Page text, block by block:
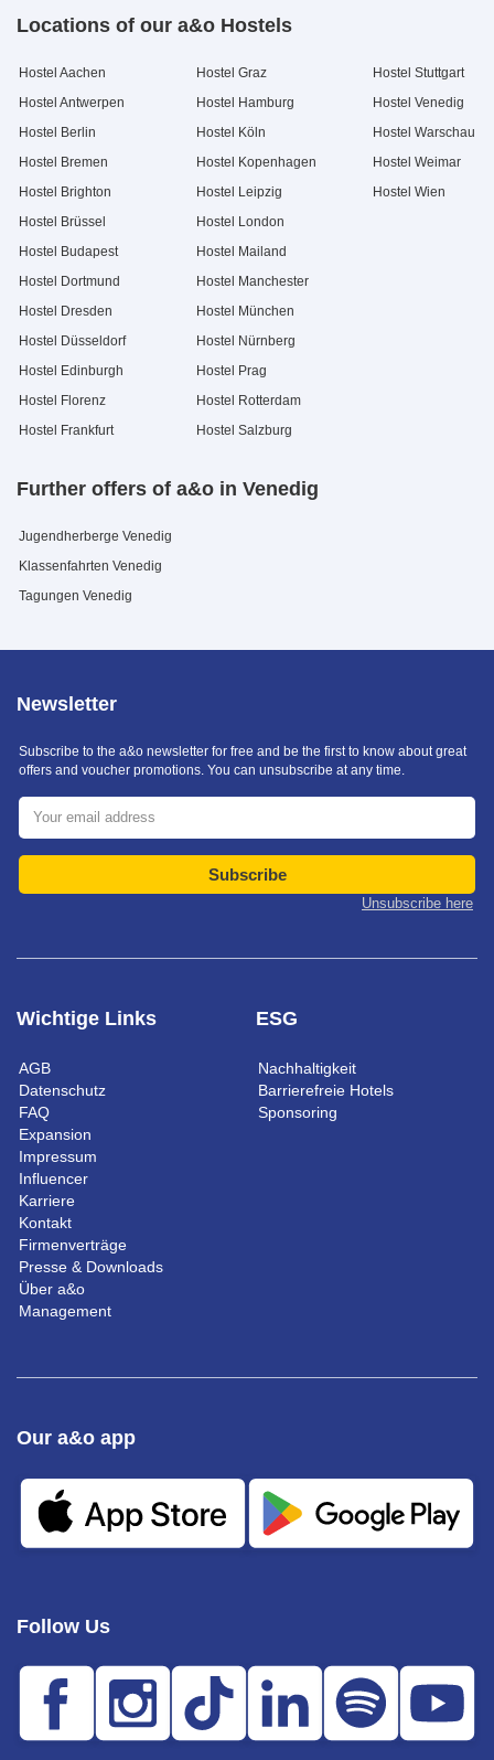
Locations of our a&o Hostels
Hostel Aachen
Hostel Antwerpen
Hostel Berlin
Hostel Bremen
Hostel Brighton
Hostel Brüssel
Hostel Budapest
Hostel Dortmund
Hostel Dresden
Hostel Düsseldorf
Hostel Edinburgh
Hostel Florenz
Hostel Frankfurt
Hostel Graz
Hostel Hamburg
Hostel Köln
Hostel Kopenhagen
Hostel Leipzig
Hostel London
Hostel Mailand
Hostel Manchester
Hostel München
Hostel Nürnberg
Hostel Prag
Hostel Rotterdam
Hostel Salzburg
Hostel Stuttgart
Hostel Venedig
Hostel Warschau
Hostel Weimar
Hostel Wien
Further offers of a&o in Venedig
Jugendherberge Venedig
Klassenfahrten Venedig
Tagungen Venedig
Wichtige Links
AGB
Datenschutz
FAQ
Expansion
Impressum
Influencer
Karriere
Kontakt
Firmenverträge
Presse & Downloads
Über a&o
Management
ESG
Nachhaltigkeit
Barrierefreie Hotels
Sponsoring
Newsletter
Subscribe to the a&o newsletter for free and be the first to know about great
offers and voucher promotions. You can unsubscribe at any time.
Subscribe
Unsubscribe here
Follow Us
Our a&o app